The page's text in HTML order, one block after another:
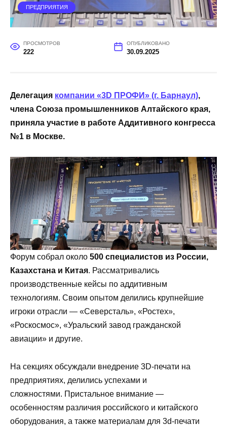
ПРЕДПРИЯТИЯ
ПРОСМОТРОВ
222
ОПУБЛИКОВАНО
30.09.2025
Делегация компании «3D ПРОФИ» (г. Барнаул),
члена Союза промышленников Алтайского края,
приняла участие в работе Аддитивного конгресса
№1 в Москве.
Форум собрал около 500 специалистов из России,
Казахстана и Китая. Рассматривались
производственные кейсы по аддитивным
технологиям. Своим опытом делились крупнейшие
игроки отрасли — «Северсталь», «Ростех»,
«Роскосмос», «Уральский завод гражданской
авиации» и другие.
На секциях обсуждали внедрение 3D-печати на
предприятиях, делились успехами и
сложностями. Пристальное внимание —
особенностям различия российского и китайского
оборудования, а также материалам для 3d-печати